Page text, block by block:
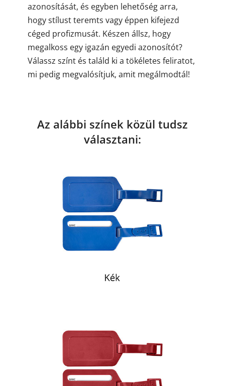
azonosítását, és egyben lehetőség arra,
hogy stílust teremts vagy éppen kifejezd
céged profizmusát. Készen állsz, hogy
megalkoss egy igazán egyedi azonosítót?
Válassz színt és találd ki a tökéletes feliratot,
mi pedig megvalósítjuk, amit megálmodtál!
Az alábbi színek közül tudsz
választani: